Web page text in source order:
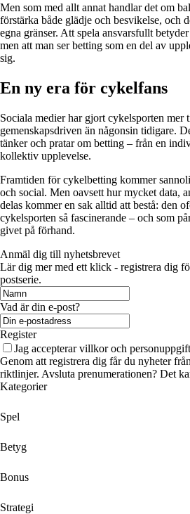
Men som med allt annat handlar det om
förstärka både glädje och besvikelse, och
egna gränser. Att spela ansvarsfullt
men att man ser betting som en del av
sig.
En ny era för cykelfans
Sociala medier har gjort cykelsporten
gemenskapsdriven än någonsin tidigare.
tänker och pratar om betting – från en
kollektiv upplevelse.
Framtiden för cykelbetting kommer
och social. Men oavsett hur mycket data,
delas kommer en sak alltid att bestå: den
cykelsporten så fascinerande – och som
givet på förhand.
Anmäl dig till nyhetsbrevet
Lär dig mer med ett klick - registrera dig
postserie.
Vad är din e-post?
Register
Jag accepterar villkor och
Genom att registrera dig får du nyheter
riktlinjer. Avsluta prenumerationen? Det
Kategorier
Spel
Betyg
Bonus
Strategi